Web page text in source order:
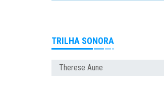
TRILHA SONORA
Therese Aune